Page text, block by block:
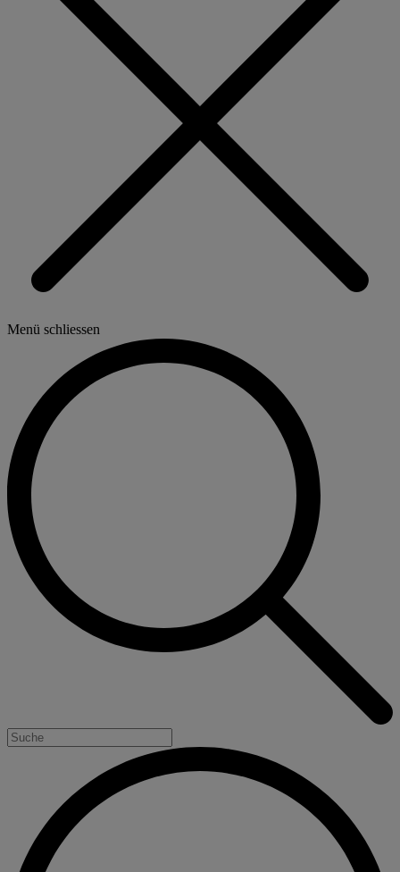
Menü schliessen